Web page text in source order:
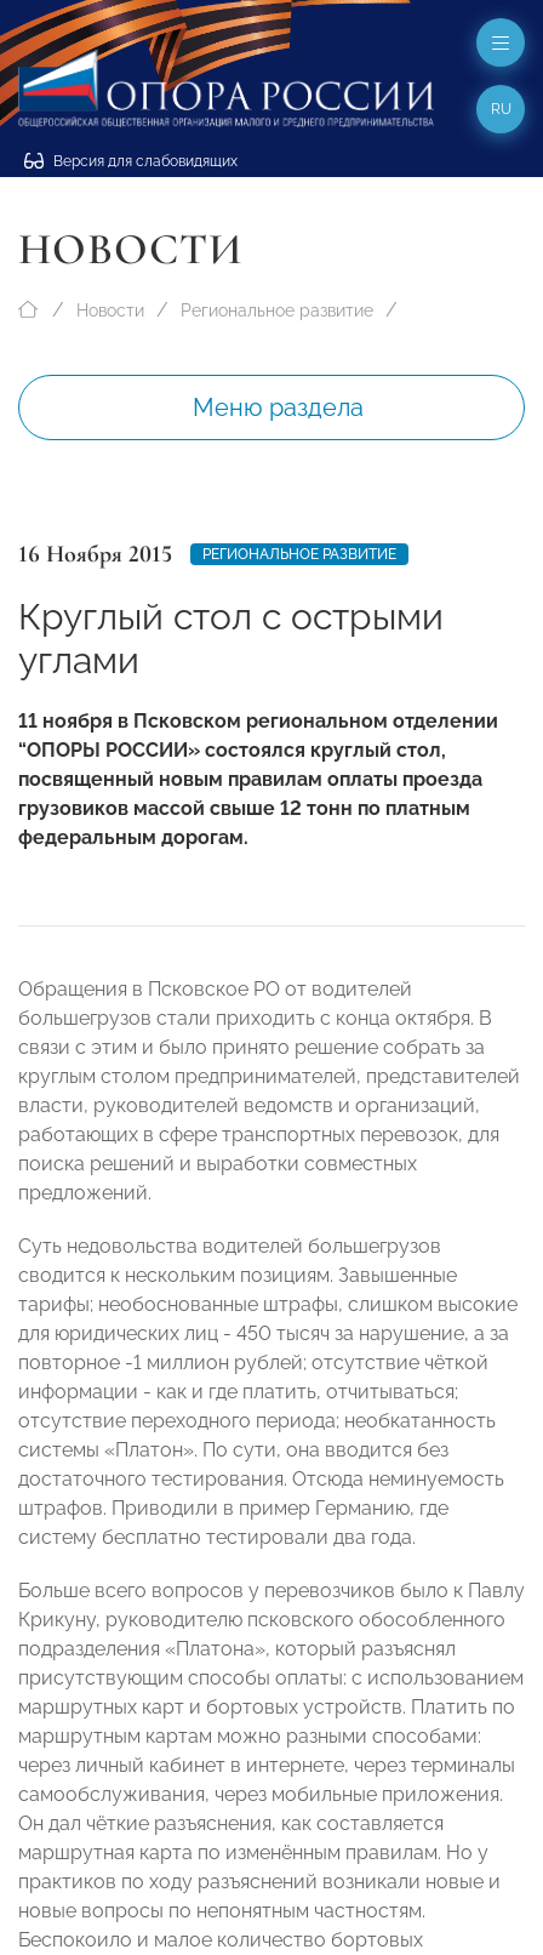
Версия для слабовидящих
RU
НОВОСТИ
Новости Региональное развитие
Меню раздела
16 Ноября 2015 РЕГИОНАЛЬНОЕ РАЗВИТИЕ
Круглый стол с острыми
углами
11 ноября в Псковском региональном отделении
“ОПОРЫ РОССИИ» состоялся круглый стол,
посвященный новым правилам оплаты проезда
грузовиков массой свыше 12 тонн по платным
федеральным дорогам.
Обращения в Псковское РО от водителей
большегрузов стали приходить с конца октября. В
связи с этим и было принято решение собрать за
круглым столом предпринимателей, представителей
власти, руководителей ведомств и организаций,
работающих в сфере транспортных перевозок, для
поиска решений и выработки совместных
предложений.
Суть недовольства водителей большегрузов
сводится к нескольким позициям. Завышенные
тарифы; необоснованные штрафы, слишком высокие
для юридических лиц - 450 тысяч за нарушение, а за
повторное -1 миллион рублей; отсутствие чёткой
информации - как и где платить, отчитываться;
отсутствие переходного периода; необкатанность
системы «Платон». По сути, она вводится без
достаточного тестирования. Отсюда неминуемость
штрафов. Приводили в пример Германию, где
систему бесплатно тестировали два года.
Больше всего вопросов у перевозчиков было к Павлу
Крикуну, руководителю псковского обособленного
подразделения «Платона», который разъяснял
присутствующим способы оплаты: с использованием
маршрутных карт и бортовых устройств. Платить по
маршрутным картам можно разными способами:
через личный кабинет в интернете, через терминалы
самообслуживания, через мобильные приложения.
Он дал чёткие разъяснения, как составляется
маршрутная карта по изменённым правилам. Но у
практиков по ходу разъяснений возникали новые и
новые вопросы по непонятным частностям.
Беспокоило и малое количество бортовых